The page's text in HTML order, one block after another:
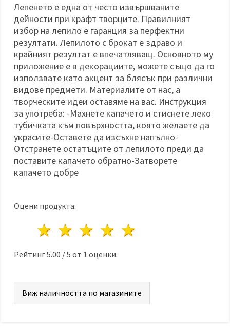
Лепенето е една от често извършваните
дейности при крафт творците. Правилният
избор на лепило е гаранция за перфектни
резултати. Лепилото с брокат е здраво и
крайният резултат е впечатляващ. Основното му
приложение е в декорациите, можете също да го
използвате като акцент за блясък при различни
видове предмети. Материалите от нас, а
творческите идеи оставяме на вас. Инструкция
за употреба: -Махнете капачето и стиснете леко
тубичката към повърхността, която желаете да
украсите-Оставете да изсъхне напълно-
Отстранете остатъците от лепилото преди да
поставите капачето обратно-Затворете
капачето добре
Оцени продукта:
4 звезди
3 звезди
2 звезди
1 звезда
Рейтинг5.00 /5 от 1 оценки.
Виж наличността по магазините